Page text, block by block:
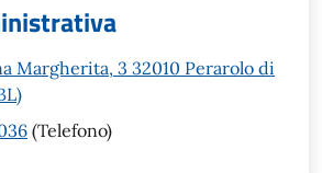
Margherita, 3 32010 Perarolo di
(Telefono)